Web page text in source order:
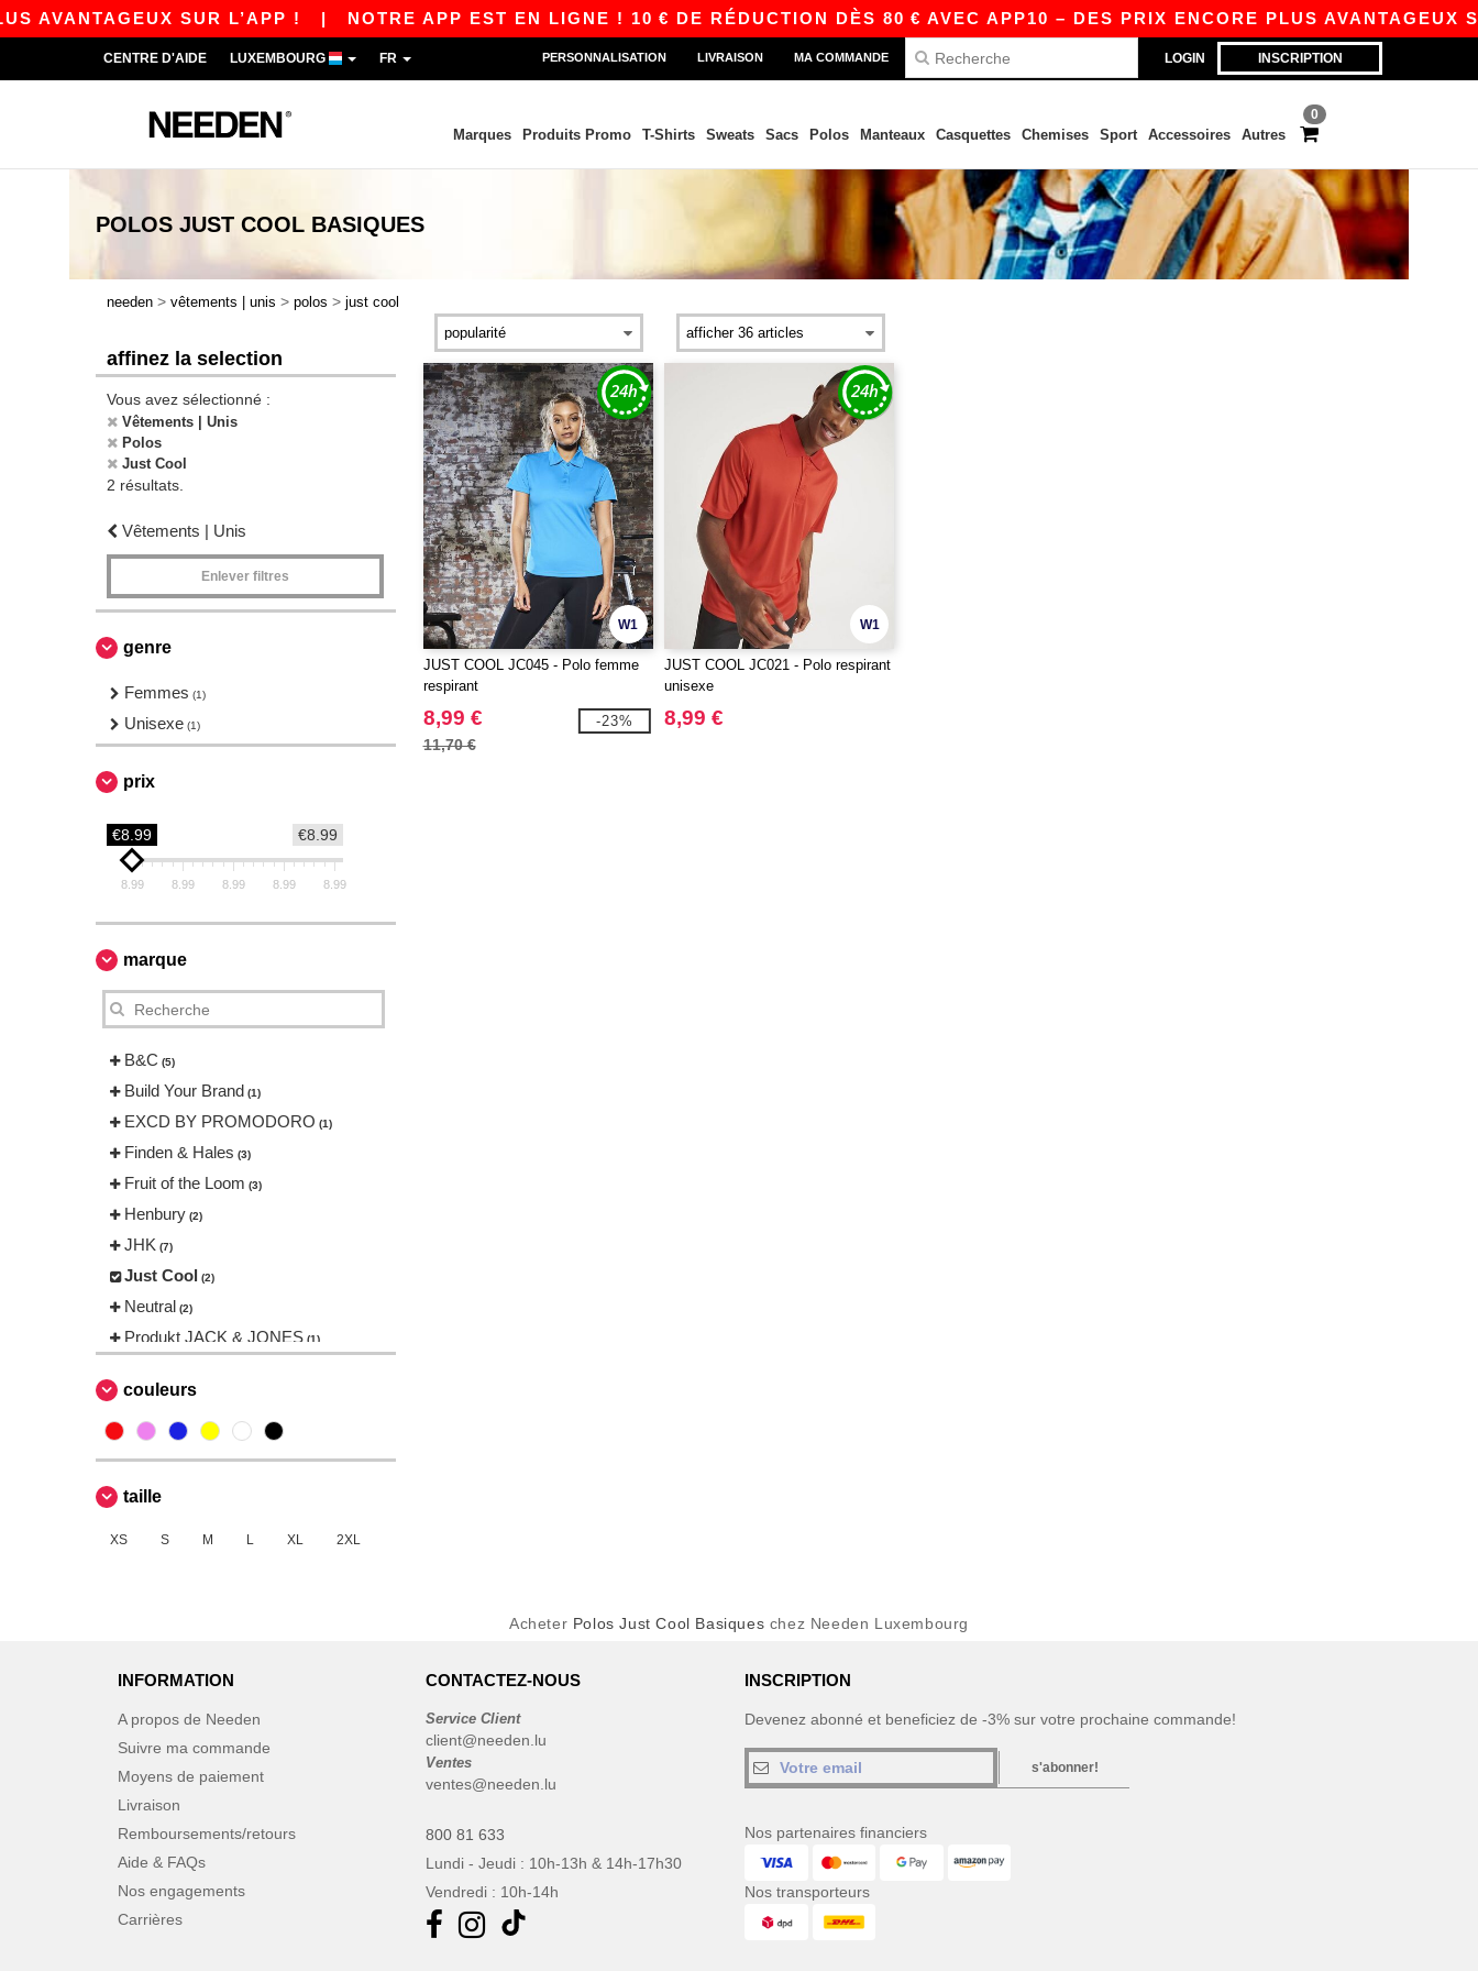
SUR L’APP !| NOTRE APP EST EN LIGNE ! 10 € DE RÉDUCTION DÈS 80 € AVEC APP10 – DES PRIX ENCORE PLUS AVANTAGEUX
LOGIN INSCRIPTION
CENTRE D'AIDE LUXEMBOURG FR PERSONNALISATION LIVRAISON MA COMMANDE
0
Marques Produits Promo T-Shirts Sweats Sacs Polos Manteaux Casquettes Chemises Sport Accessoires Autres
POLOS JUST COOL BASIQUES
needen > vêtements | unis > polos > just cool
affinez la selection
Vous avez sélectionné :
Vêtements | Unis
Polos
Just Cool
2 résultats.
Vêtements | Unis
Enlever filtres
genre
Femmes (1)
Unisexe (1)
prix
€8.99
€8.99
8.99 8.99 8.99 8.99 8.99
marque
B&C (5)
Build Your Brand (1)
EXCD BY PROMODORO (1)
Finden & Hales (3)
Fruit of the Loom (3)
Henbury (2)
JHK (7)
Just Cool (2)
Neutral (2)
Produkt JACK & JONES (1)
Result
Russell (3)
Skinnifit (2)
Stedman
couleurs
taille
XS S M L XL 2XL
W1
JUST COOL JC045 - Polo femme
respirant
8,99 €
11,70 €
-23%
W1
JUST COOL JC021 - Polo respirant
unisexe
8,99 €
Acheter Polos Just Cool Basiques chez Needen Luxembourg
INFORMATION
A propos de Needen
Suivre ma commande
Moyens de paiement
Livraison
Remboursements/retours
Aide & FAQs
Nos engagements
Carrières
CONTACTEZ-NOUS
Service Client
client@needen.lu
Ventes
ventes@needen.lu
800 81 633
Lundi - Jeudi : 10h-13h & 14h-17h30
Vendredi : 10h-14h
INSCRIPTION
Devenez abonné et beneficiez de -3% sur votre prochaine commande!
s'abonner!
Nos partenaires financiers
Nos transporteurs